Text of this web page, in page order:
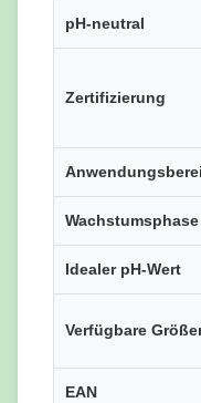
pH-neutral
Zertifizierung
Wachstumsphase
Idealer pH-Wert
Verfügbare
EAN